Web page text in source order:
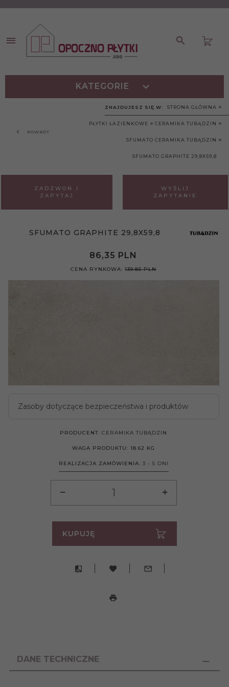
KATEGORIE
POWRÓT
ZNAJDUJESZ SIĘ W: STRONA GŁÓWNA
PŁYTKI ŁAZIENKOWE CERAMIKA TUBĄDZIN
SFUMATO CERAMIKA TUBĄDZIN
SFUMATO GRAPHITE 29,8X59,8
ZADZWOŃ I
ZAPYTAJ
WYŚLIJ
ZAPYTANIE
SFUMATO GRAPHITE 29,8X59,8
86,35 PLN
CENA RYNKOWA: 139.85 PLN
Zasoby dotyczące bezpieczeństwa i produktów
PRODUCENT:CERAMIKA TUBĄDZIN
WAGA PRODUKTU:18.62 KG
REALIZACJA ZAMÓWIENIA: 3 - 5 DNI
KUPUJĘ
DANE TECHNICZNE